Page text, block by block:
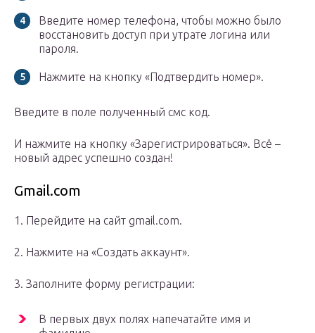
Введите номер телефона, чтобы можно было
восстановить доступ при утрате логина или
пароля.
Нажмите на кнопку «Подтвердить номер».
Введите в поле полученный смс код.
И нажмите на кнопку «Зарегистрироваться». Всё –
новый адрес успешно создан!
Gmail.com
1. Перейдите на сайт gmail.com.
2. Нажмите на «Создать аккаунт».
3. Заполните форму регистрации:
В первых двух полях напечатайте имя и